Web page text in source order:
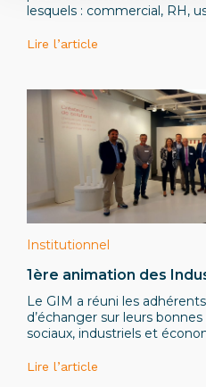
lesquels : commercial, RH,
projets, etc.
Lire l’article
Institutionnel
1ère animation des
Le GIM a réuni les
d’échanger sur leurs
sociaux, industriels et
Lire l’article